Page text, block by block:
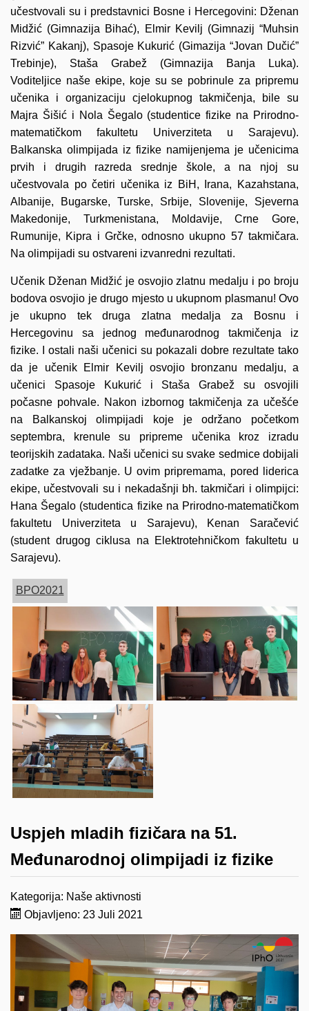
učestvovali su i predstavnici Bosne i Hercegovini: Dženan
Midžić (Gimnazija Bihać), Elmir Kevilj (Gimnazij “Muhsin
Rizvić” Kakanj), Spasoje Kukurić (Gimazija “Jovan Dučić”
Trebinje), Staša Grabež (Gimnazija Banja Luka).
Voditeljice naše ekipe, koje su se pobrinule za pripremu
učenika i organizaciju cjelokupnog takmičenja, bile su
Majra Šišić i Nola Šegalo (studentice fizike na Prirodno-
matematičkom fakultetu Univerziteta u Sarajevu).
Balkanska olimpijada iz fizike namijenjema je učenicima
prvih i drugih razreda srednje škole, a na njoj su
učestvovala po četiri učenika iz BiH, Irana, Kazahstana,
Albanije, Bugarske, Turske, Srbije, Slovenije, Sjeverna
Makedonije, Turkmenistana, Moldavije, Crne Gore,
Rumunije, Kipra i Grčke, odnosno ukupno 57 takmičara.
Na olimpijadi su ostvareni izvanredni rezultati.
Učenik Dženan Midžić je osvojio zlatnu medalju i po broju
bodova osvojio je drugo mjesto u ukupnom plasmanu! Ovo
je ukupno tek druga zlatna medalja za Bosnu i
Hercegovinu sa jednog međunarodnog takmičenja iz
fizike. I ostali naši učenici su pokazali dobre rezultate tako
da je učenik Elmir Kevilj osvojio bronzanu medalju, a
učenici Spasoje Kukurić i Staša Grabež su osvojili
počasne pohvale. Nakon izbornog takmičenja za učešće
na Balkanskoj olimpijadi koje je održano početkom
septembra, krenule su pripreme učenika kroz izradu
teorijskih zadataka. Naši učenici su svake sedmice dobijali
zadatke za vježbanje. U ovim pripremama, pored liderica
ekipe, učestvovali su i nekadašnji bh. takmičari i olimpijci:
Hana Šegalo (studentica fizike na Prirodno-matematičkom
fakultetu Univerziteta u Sarajevu), Kenan Saračević
(student drugog ciklusa na Elektrotehničkom fakultetu u
Sarajevu).
BPO2021
Uspjeh mladih fizičara na 51.
Međunarodnoj olimpijadi iz fizike
Kategorija: Naše aktivnosti
Objavljeno: 23 Juli 2021